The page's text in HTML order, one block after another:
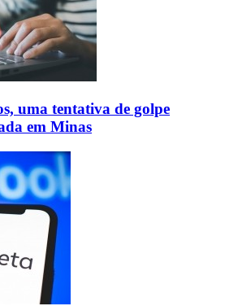
uma tentativa de golpe
em Minas